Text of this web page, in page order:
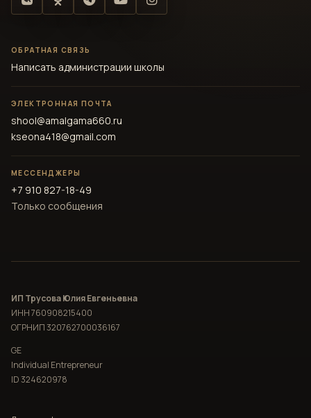
ОБРАТНАЯ СВЯЗЬ
Написать администрации школы
ЭЛЕКТРОННАЯ ПОЧТА
shool@amalgama660.ru
kseona418@gmail.com
МЕССЕНДЖЕРЫ
+7 910 827-18-49
Только сообщения
ИП Трусова Юлия Евгеньевна
ИНН 760908215400
ОГРНИП 320762700036167
GE
Individual Entrepreneur
ID 324620978